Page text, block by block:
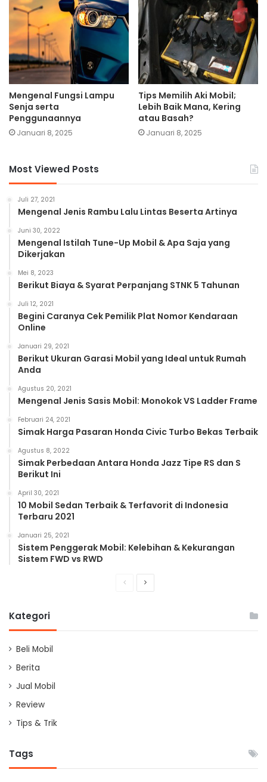
Mengenal Fungsi Lampu
Senja serta
Penggunaannya
Januari 8, 2025
Tips Memilih Aki Mobil;
Lebih Baik Mana, Kering
atau Basah?
Januari 8, 2025
Most Viewed Posts
Juli 27, 2021
Mengenal Jenis Rambu Lalu Lintas Beserta Artinya
Juni 30, 2022
Mengenal Istilah Tune-Up Mobil & Apa Saja yang
Dikerjakan
Mei 8, 2023
Berikut Biaya & Syarat Perpanjang STNK 5 Tahunan
Juli 12, 2021
Begini Caranya Cek Pemilik Plat Nomor Kendaraan
Online
Januari 29, 2021
Berikut Ukuran Garasi Mobil yang Ideal untuk Rumah
Anda
Agustus 20, 2021
Mengenal Jenis Sasis Mobil: Monokok VS Ladder Frame
Februari 24, 2021
Simak Harga Pasaran Honda Civic Turbo Bekas Terbaik
Agustus 8, 2022
Simak Perbedaan Antara Honda Jazz Tipe RS dan S
Berikut Ini
April 30, 2021
10 Mobil Sedan Terbaik & Terfavorit di Indonesia
Terbaru 2021
Januari 25, 2021
Sistem Penggerak Mobil: Kelebihan & Kekurangan
Sistem FWD vs RWD
PreviousNext
Kategori
Beli Mobil
Berita
Jual Mobil
Review
Tips & Trik
Tags